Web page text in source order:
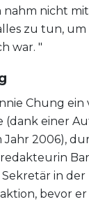
nicht mit
zu tun,
war. "
Chung ein
(dank einer
Jahr 2006),
Sekretär in der
bevor er